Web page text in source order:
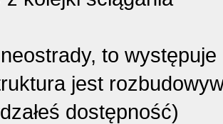
to
jest
dostępność)